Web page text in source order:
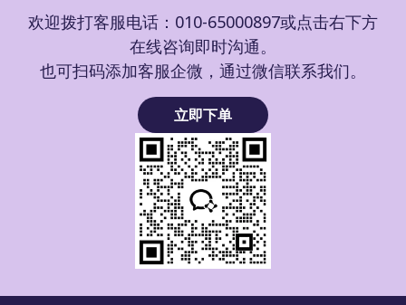
欢迎拨打客服电话：010-65000897或点击右下方
在线咨询即时沟通。
也可扫码添加客服企微，通过微信联系我们。
立即下单